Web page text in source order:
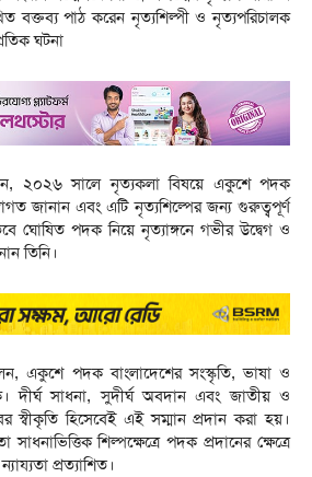
বক্তব্য পাঠ করেন নৃত্যশিল্পী ও নৃত্যপরিচালক
ঘটনা
২০২৬ সালে নৃত্যকলা বিষয়ে একুশে পদক
জানান এবং এটি নৃত্যশিল্পের জন্য গুরুত্বপূর্ণ
ঘোষিত পদক নিয়ে নৃত্যাঙ্গনে গভীর উদ্বেগ ও
তিনি।
একুশে পদক বাংলাদেশের সংস্কৃতি, ভাষা ও
দীর্ঘ সাধনা, সুদীর্ঘ অবদান এবং জাতীয় ও
স্বীকৃতি হিসেবেই এই সম্মান প্রদান করা হয়।
শিল্পক্ষেত্রে পদক প্রদানের ক্ষেত্রে
প্রত্যাশিত।